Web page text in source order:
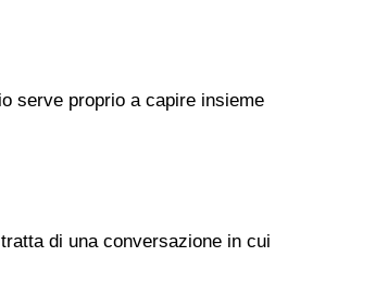
serve proprio a capire insieme
di una conversazione in cui